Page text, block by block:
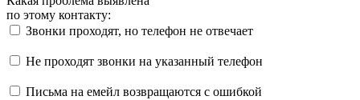
по этому контакту:
Звонки проходят, но телефон не отвечает
Не проходят звонки на указанный телефон
Письма на емейл возвращаются с ошибкой